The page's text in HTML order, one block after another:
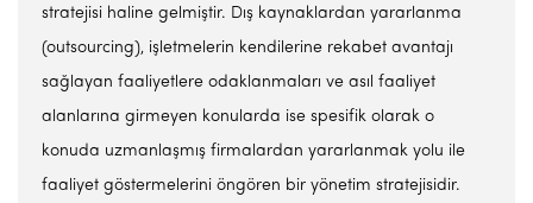
stratejisi haline gelmiştir. Dış kaynaklardan yararlanma
(outsourcing), işletmelerin kendilerine rekabet avantajı
sağlayan faaliyetlere odaklanmaları ve asıl faaliyet
alanlarına girmeyen konularda ise spesifik olarak o
konuda uzmanlaşmış firmalardan yararlanmak yolu ile
faaliyet göstermelerini öngören bir yönetim stratejisidir.